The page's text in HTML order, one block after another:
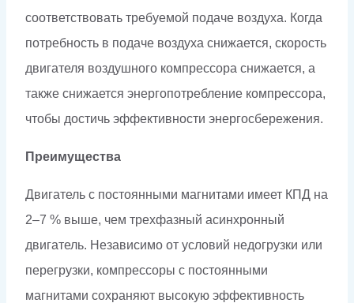
соответствовать требуемой подаче воздуха. Когда
потребность в подаче воздуха снижается, скорость
двигателя воздушного компрессора снижается, а
также снижается энергопотребление компрессора,
чтобы достичь эффективности энергосбережения.
Преимущества
Двигатель с постоянными магнитами имеет КПД на
2–7 % выше, чем трехфазный асинхронный
двигатель. Независимо от условий недогрузки или
перегрузки, компрессоры с постоянными
магнитами сохраняют высокую эффективность